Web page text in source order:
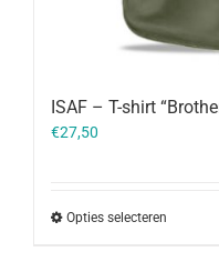
ISAF – T-shirt
€27,50
Opties selecteren